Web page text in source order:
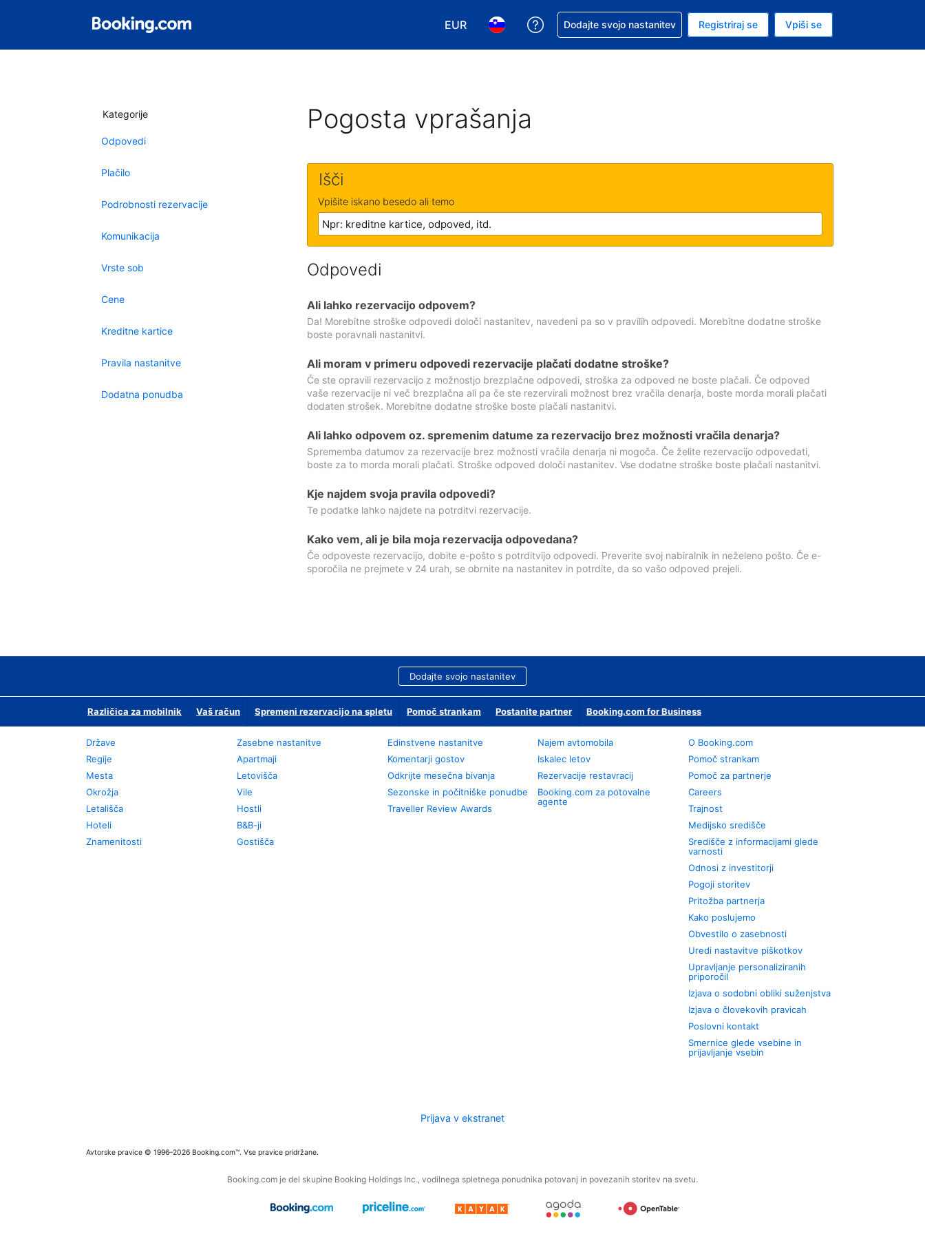
EUR
Izbira valute. Vaša trenutna valuta je evro
Izbira jezika. Vaš trenutni jezik je Slovenščini
Zaprosite za pomoč pri rezervaciji
Dodajte svojo nastanitev Registriraj se Vpiši se
Kategorije
Odpovedi
Plačilo
Podrobnosti rezervacije
Komunikacija
Vrste sob
Cene
Kreditne kartice
Pravila nastanitve
Dodatna ponudba
Pogosta vprašanja
Išči
Vpišite iskano besedo ali temo
Odpovedi
Ali lahko rezervacijo odpovem?
Da! Morebitne stroške odpovedi določi nastanitev, navedeni pa so v pravilih odpovedi. Morebitne dodatne stroške
boste poravnali nastanitvi.
Ali moram v primeru odpovedi rezervacije plačati dodatne stroške?
Če ste opravili rezervacijo z možnostjo brezplačne odpovedi, stroška za odpoved ne boste plačali. Če odpoved
vaše rezervacije ni več brezplačna ali pa če ste rezervirali možnost brez vračila denarja, boste morda morali plačati
dodaten strošek. Morebitne dodatne stroške boste plačali nastanitvi.
Ali lahko odpovem oz. spremenim datume za rezervacijo brez možnosti vračila denarja?
Sprememba datumov za rezervacije brez možnosti vračila denarja ni mogoča. Če želite rezervacijo odpovedati,
boste za to morda morali plačati. Stroške odpoved določi nastanitev. Vse dodatne stroške boste plačali nastanitvi.
Kje najdem svoja pravila odpovedi?
Te podatke lahko najdete na potrditvi rezervacije.
Kako vem, ali je bila moja rezervacija odpovedana?
Če odpoveste rezervacijo, dobite e-pošto s potrditvijo odpovedi. Preverite svoj nabiralnik in neželeno pošto. Če e-
sporočila ne prejmete v 24 urah, se obrnite na nastanitev in potrdite, da so vašo odpoved prejeli.
Dodajte svojo nastanitev
Različica za mobilnik Vaš račun Spremeni rezervacijo na spletu Pomoč strankam Postanite partner Booking.com for Business
Države
Regije
Mesta
Okrožja
Letališča
Hoteli
Znamenitosti
Zasebne nastanitve
Apartmaji
Letovišča
Vile
Hostli
B&B-ji
Gostišča
Edinstvene nastanitve
Komentarji gostov
Odkrijte mesečna bivanja
Sezonske in počitniške ponudbe
Traveller Review Awards
Najem avtomobila
Iskalec letov
Rezervacije restavracij
Booking.com za potovalne
agente
O Booking.com
Pomoč strankam
Pomoč za partnerje
Careers
Trajnost
Medijsko središče
Središče z informacijami glede
varnosti
Odnosi z investitorji
Pogoji storitev
Pritožba partnerja
Kako poslujemo
Obvestilo o zasebnosti
Uredi nastavitve piškotkov
Upravljanje personaliziranih
priporočil
Izjava o sodobni obliki suženjstva
Izjava o človekovih pravicah
Poslovni kontakt
Smernice glede vsebine in
prijavljanje vsebin
Prijava v ekstranet
Avtorske pravice © 1996–2026 Booking.com™. Vse pravice pridržane.
Booking.com je del skupine Booking Holdings Inc., vodilnega spletnega ponudnika potovanj in povezanih storitev na svetu.